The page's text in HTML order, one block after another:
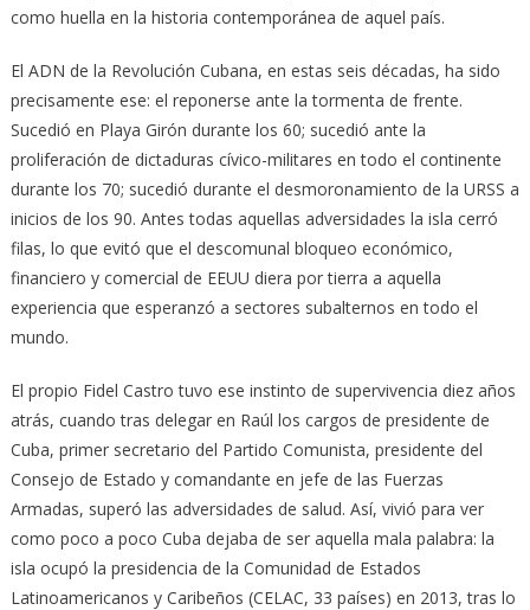
como huella en la historia contemporánea de aquel país.
El ADN de la Revolución Cubana, en estas seis décadas, ha sido
precisamente ese: el reponerse ante la tormenta de frente.
Sucedió en Playa Girón durante los 60; sucedió ante la
proliferación de dictaduras cívico-militares en todo el continente
durante los 70; sucedió durante el desmoronamiento de la URSS a
inicios de los 90. Antes todas aquellas adversidades la isla cerró
filas, lo que evitó que el descomunal bloqueo económico,
financiero y comercial de EEUU diera por tierra a aquella
experiencia que esperanzó a sectores subalternos en todo el
mundo.
El propio Fidel Castro tuvo ese instinto de supervivencia diez años
atrás, cuando tras delegar en Raúl los cargos de presidente de
Cuba, primer secretario del Partido Comunista, presidente del
Consejo de Estado y comandante en jefe de las Fuerzas
Armadas, superó las adversidades de salud. Así, vivió para ver
como poco a poco Cuba dejaba de ser aquella mala palabra: la
isla ocupó la presidencia de la Comunidad de Estados
Latinoamericanos y Caribeños (CELAC, 33 países) en 2013, tras lo